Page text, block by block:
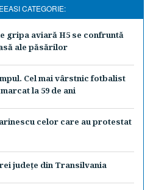
CATEGORIE:
gripa aviară H5 se confruntă
ale păsărilor
Cel mai vârstnic fotbalist
la 59 de ani
celor care au protestat
judeţe din Transilvania